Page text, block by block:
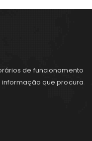
de funcionamento
que procura